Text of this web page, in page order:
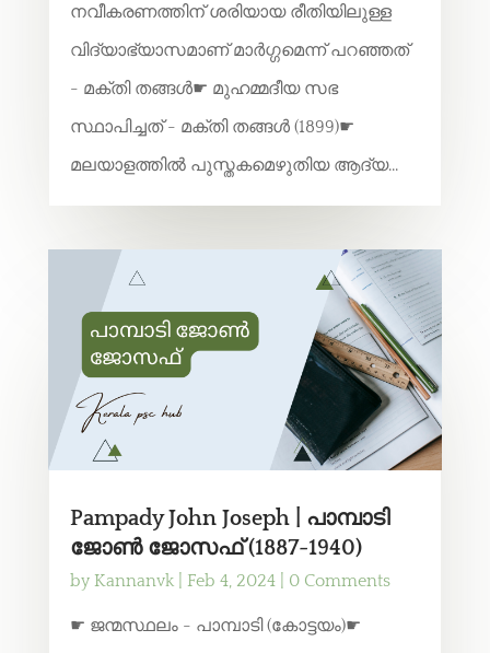
നവീകരണത്തിന് ശരിയായ രീതിയിലുള്ള
വിദ്യാഭ്യാസമാണ് മാർഗ്ഗമെന്ന് പറഞ്ഞത്
- മക്തി തങ്ങൾ☛ മുഹമ്മദീയ സഭ
സ്ഥാപിച്ചത് - മക്തി തങ്ങൾ (1899)☛
മലയാളത്തിൽ പുസ്തകമെഴുതിയ ആദ്യ...
Pampady John Joseph | പാമ്പാടി
ജോൺ ജോസഫ് (1887-1940)
by Kannanvk| Feb 4, 2024| 0 Comments
☛ ജന്മസ്ഥലം - പാമ്പാടി (കോട്ടയം)☛